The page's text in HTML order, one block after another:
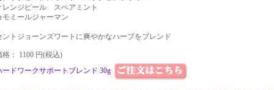
レンジピール スペアミント
モミールジャーマン
ントジョーンズワートに爽やかなハーブをブレンド
格： 1100 円(税込)
ードワークサポートブレンド 30g